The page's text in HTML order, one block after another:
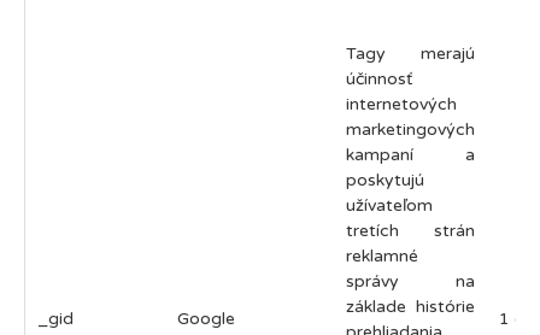
_gid Google
Tagy merajú
účinnosť
internetových
marketingových
kampaní a
poskytujú
užívateľom
tretích strán
reklamné
správy na
základe histórie
1